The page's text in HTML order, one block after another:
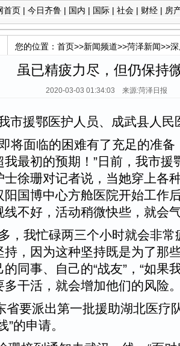
首页 | 今日齐鲁 | 国内 | 国际 | 社会 | 财经 | 房
您的位置： 首页>>新闻频道>>菏泽新闻>>
虽已精疲力尽，但仍保持
2020-03-03 01:34:03 来源:菏泽日报
援鄂医护人员、成武县人民
将面临的困难有了充足的准备
我最初的预期！”日前，我市援
士徐珊对记者说，当她穿上各
阳国博中心方舱医院开始工作
线不好，活动稍微快些，就会
，我忙碌两三个小时就会非常
持，因为这种坚持既是为了那
同事、自己的“战友”，“如果
干活，就会增加他们的风险
要派出第一批援助湖北医疗
”的申请。